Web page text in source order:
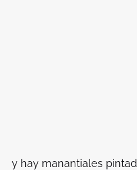
y hay manantiales